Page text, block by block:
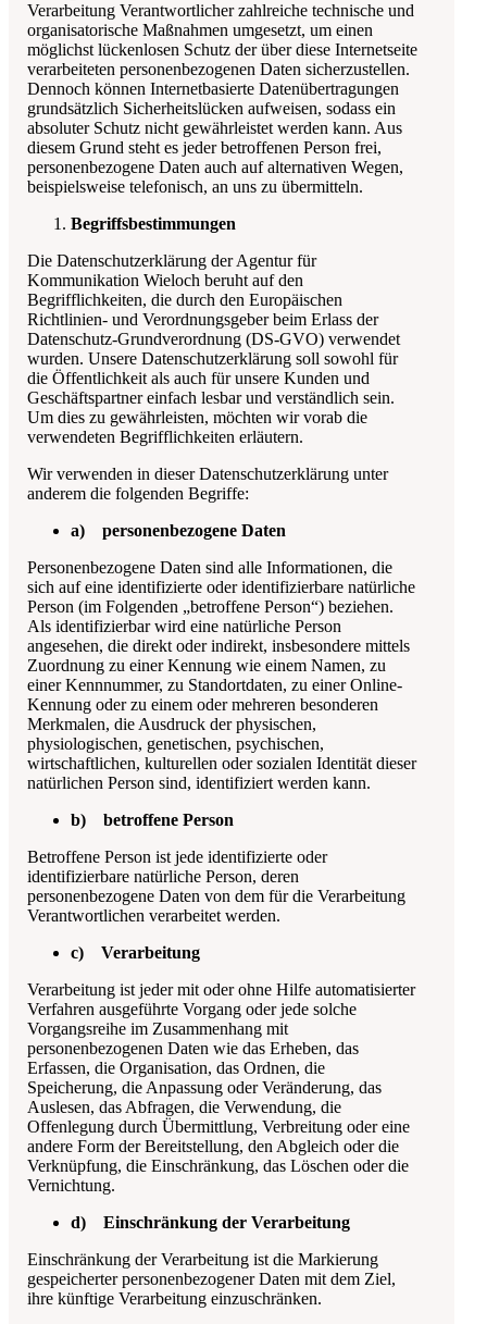
Verarbeitung Verantwortlicher zahlreiche technische und
organisatorische Maßnahmen umgesetzt, um einen
möglichst lückenlosen Schutz der über diese Internetseite
verarbeiteten personenbezogenen Daten sicherzustellen.
Dennoch können Internetbasierte Datenübertragungen
grundsätzlich Sicherheitslücken aufweisen, sodass ein
absoluter Schutz nicht gewährleistet werden kann. Aus
diesem Grund steht es jeder betroffenen Person frei,
personenbezogene Daten auch auf alternativen Wegen,
beispielsweise telefonisch, an uns zu übermitteln.
Begriffsbestimmungen
Die Datenschutzerklärung derAgentur für
Kommunikation Wieloch beruht auf den
Begrifflichkeiten, die durch den Europäischen
Richtlinien- und Verordnungsgeber beim Erlass der
Datenschutz-Grundverordnung (DS-GVO) verwendet
wurden. Unsere Datenschutzerklärung soll sowohl für
die Öffentlichkeit als auch für unsere Kunden und
Geschäftspartner einfach lesbar und verständlich sein.
Um dies zu gewährleisten, möchten wir vorab die
verwendeten Begrifflichkeiten erläutern.
Wir verwenden in dieser Datenschutzerklärung unter
anderem die folgenden Begriffe:
a) personenbezogene Daten
Personenbezogene Daten sind alle Informationen, die
sich auf eine identifizierte oder identifizierbare natürliche
Person (im Folgenden „betroffene Person“) beziehen.
Als identifizierbar wird eine natürliche Person
angesehen, die direkt oder indirekt, insbesondere mittels
Zuordnung zu einer Kennung wie einem Namen, zu
einer Kennnummer, zu Standortdaten, zu einer Online-
Kennung oder zu einem oder mehreren besonderen
Merkmalen, die Ausdruck der physischen,
physiologischen, genetischen, psychischen,
wirtschaftlichen, kulturellen oder sozialen Identität dieser
natürlichen Person sind, identifiziert werden kann.
b) betroffene Person
Betroffene Person ist jede identifizierte oder
identifizierbare natürliche Person, deren
personenbezogene Daten von dem für die Verarbeitung
Verantwortlichen verarbeitet werden.
c) Verarbeitung
Verarbeitung ist jeder mit oder ohne Hilfe automatisierter
Verfahren ausgeführte Vorgang oder jede solche
Vorgangsreihe im Zusammenhang mit
personenbezogenen Daten wie das Erheben, das
Erfassen, die Organisation, das Ordnen, die
Speicherung, die Anpassung oder Veränderung, das
Auslesen, das Abfragen, die Verwendung, die
Offenlegung durch Übermittlung, Verbreitung oder eine
andere Form der Bereitstellung, den Abgleich oder die
Verknüpfung, die Einschränkung, das Löschen oder die
Vernichtung.
d) Einschränkung der Verarbeitung
Einschränkung der Verarbeitung ist die Markierung
gespeicherter personenbezogener Daten mit dem Ziel,
ihre künftige Verarbeitung einzuschränken.